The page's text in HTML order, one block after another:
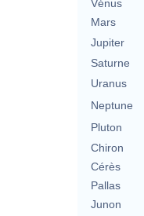
Vénus
Mars
Jupiter
Saturne
Uranus
Neptune
Pluton
Chiron
Cérès
Pallas
Junon